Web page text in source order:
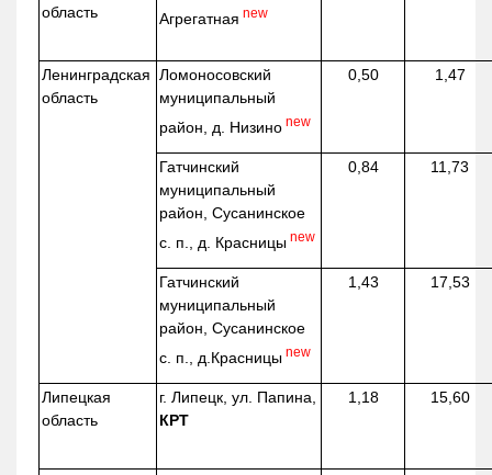
область
Агрегатная new
Ленинградская
область
Ломоносовский
муниципальный
район, д. Низино new
0,50 1,47
Гатчинский
муниципальный
район, Сусанинское
с. п., д. Красницы new
0,84 11,73
Гатчинский
муниципальный
район, Сусанинское
с. п., д.Красницы new
1,43 17,53
Липецкая
область
г. Липецк, ул. Папина,
КРТ
1,18 15,60